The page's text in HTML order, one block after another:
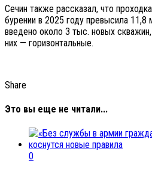
Сечин также рассказал, что
бурении в 2025 году превысила
введено около 3 тыс. новых
них — горизонтальные.
Share
Это вы еще не читали...
0